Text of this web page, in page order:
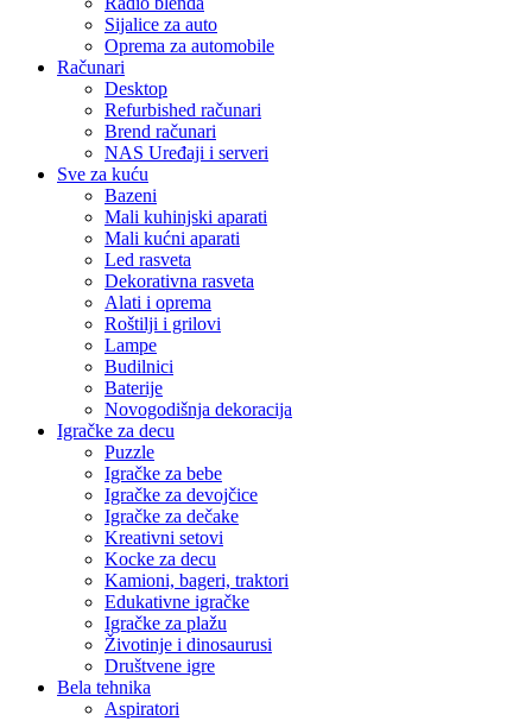
Sijalice za auto
Oprema za automobile
Računari
Desktop
Refurbished računari
Brend računari
NAS Uređaji i serveri
Sve za kuću
Bazeni
Mali kuhinjski aparati
Mali kućni aparati
Led rasveta
Dekorativna rasveta
Alati i oprema
Roštilji i grilovi
Lampe
Budilnici
Baterije
Novogodišnja dekoracija
Igračke za decu
Puzzle
Igračke za bebe
Igračke za devojčice
Igračke za dečake
Kreativni setovi
Kocke za decu
Kamioni, bageri, traktori
Edukativne igračke
Igračke za plažu
Životinje i dinosaurusi
Društvene igre
Bela tehnika
Aspiratori